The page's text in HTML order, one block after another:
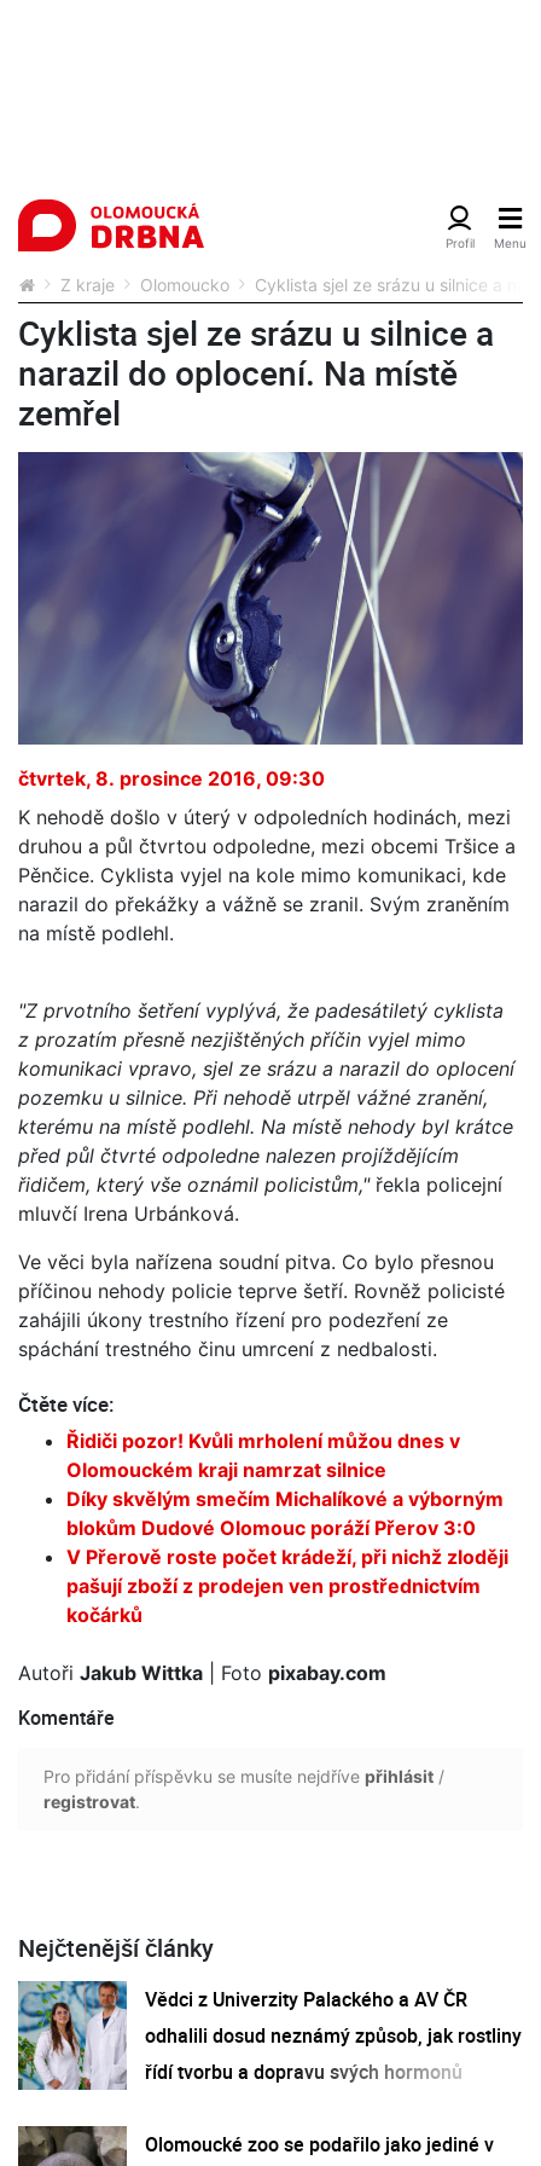
Z kraje Olomoucko Cyklista sjel ze srázu u silnice a
Cyklista sjel ze srázu u silnice a
narazil do oplocení. Na místě
zemřel
čtvrtek, 8. prosince 2016, 09:30
K nehodě došlo v úterý v odpoledních hodinách, mezi
druhou a půl čtvrtou odpoledne, mezi obcemi Tršice a
Pěnčice. Cyklista vyjel na kole mimo komunikaci, kde
narazil do překážky a vážně se zranil. Svým zraněním
na místě podlehl.
"Z prvotního šetření vyplývá, že padesátiletý cyklista
z prozatím přesně nezjištěných příčin vyjel mimo
komunikaci vpravo, sjel ze srázu a narazil do oplocení
pozemku u silnice. Při nehodě utrpěl vážné zranění,
kterému na místě podlehl. Na místě nehody byl krátce
před půl čtvrté odpoledne nalezen projíždějícím
řidičem, který vše oznámil policistům,"řekla policejní
mluvčí Irena Urbánková.
Ve věci byla nařízena soudní pitva. Co bylo přesnou
příčinou nehody policie teprve šetří. Rovněž policisté
zahájili úkony trestního řízení pro podezření ze
spáchání trestného činu umrcení z nedbalosti.
Čtěte více:
Řidiči pozor! Kvůli mrholení můžou dnes v
Olomouckém kraji namrzat silnice
Díky skvělým smečím Michalíkové a výborným
blokům Dudové Olomouc poráží Přerov 3:0
V Přerově roste počet krádeží, při nichž zloději
pašují zboží z prodejen ven prostřednictvím
kočárků
Autoři Jakub Wittka | Foto pixabay.com
Komentáře
Pro přidání příspěvku se musíte nejdříve přihlásit /
registrovat.
Nejčtenější články
Vědci z Univerzity Palackého a AV ČR
odhalili dosud neznámý způsob, jak rostliny
řídí tvorbu a dopravu svých hormonů
Olomoucké zoo se podařilo jako jediné v